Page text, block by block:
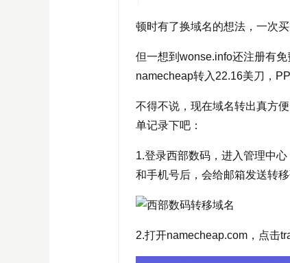
顿时有了换域名的想法，一次
但一想到wonse.info还注册有
namecheap转入22.16美刀，
不得不说，现在域名转出真方
单记录下吧：
1.登录西部数码，进入管理中心
和手机号后，会给邮箱发送转移
2.打开namecheap.com，点击